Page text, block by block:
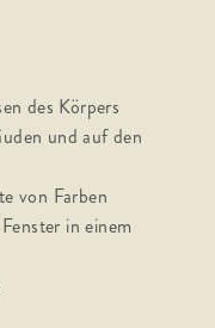
des Körpers
und auf den
von Farben
in einem